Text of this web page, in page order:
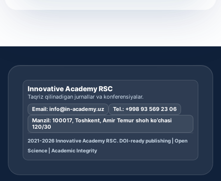
Innovative Academy RSC
Taqriz qilinadigan jurnallar va konferensiyalar.
Email: info@in-academy.uz Tel.: +998 93 569 23 06
Manzil: 100017, Toshkent, Amir Temur shoh ko’chasi
120/30
2021-2026 Innovative Academy RSC. DOI-ready publishing | Open
Science | Academic Integrity